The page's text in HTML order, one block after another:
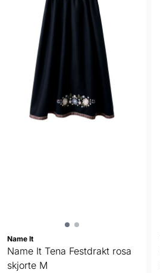
Name It
Name It Tena Festdrakt rosa
skjorte M